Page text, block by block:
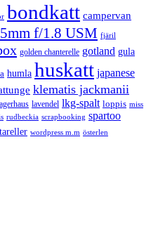
bondkatt campervan
f/1.8 USM fjäril
golden chanterelle gotland gula
humla huskatt japanese
klematis jackmanii
lavendel lkg-spalt loppis miss
rudbeckia scrapbooking spartoo
wordpress m.m österlen